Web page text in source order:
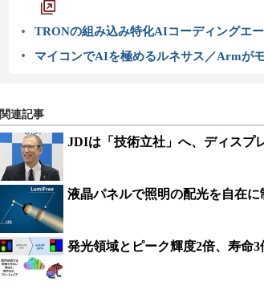
TRONの組み込み特化AIコーディングエ
マイコンでAIを極めるルネサス／Armが
関連記事
JDIは「技術立社」へ、ディスプ
液晶パネルで照明の配光を自在
発光領域とピーク輝度2倍、寿命